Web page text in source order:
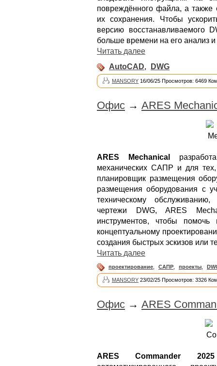
повреждённого файла, а
их сохранения. Чтобы
версию восстанавливаемого
больше времени на его анализ
Читать далее
AutoCAD, DWG
MANSORY 16/06/25 Просмотров: 6469
Офис → ARES
ARES Mechanical
механических САПР и для
планировщик размещения
размещения оборудования с
техническому
чертежи DWG, ARES
инструментов, чтобы
концептуальному
создания быстрых эскизов или
Читать далее
проектирование САПР проекты
MANSORY 23/02/25 Просмотров: 3326
Офис → ARES
ARES Commander 2025